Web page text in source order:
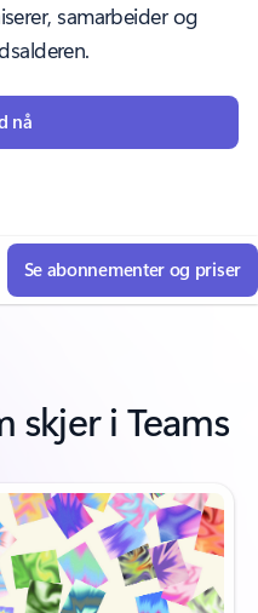
samarbeider og
nå
Se abonnementer og priser
skjer i Teams